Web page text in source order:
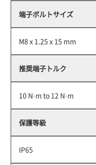
端子ボルトサイズ
M8 x 1.25 x 15 mm
推奨端子トルク
10 N·m to 12 N·m
保護等級
IP65